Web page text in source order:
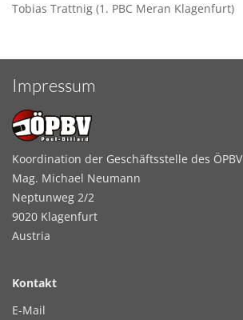
Tobias Trattnig (1. PBC Meran Klagenfurt)
Impressum
Koordination der Geschäftsstelle des ÖPBV
Mag. Michael Neumann
Neptunweg 2/2
9020 Klagenfurt
Austria
Kontakt
E-Mail